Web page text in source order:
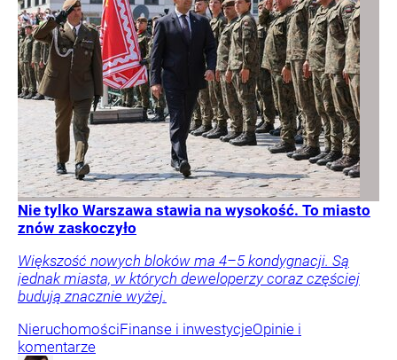
Nie tylko Warszawa stawia na wysokość. To miasto
znów zaskoczyło
Większość nowych bloków ma 4–5 kondygnacji. Są
jednak miasta, w których deweloperzy coraz częściej
budują znacznie wyżej.
NieruchomościFinanse i inwestycjeOpinie i
komentarze